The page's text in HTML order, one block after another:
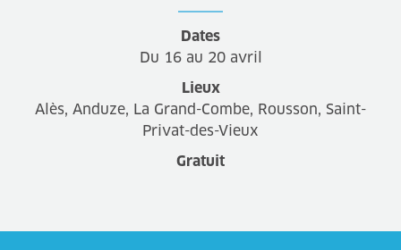
Dates
Du 16 au 20 avril
Lieux
Alès, Anduze, La Grand-Combe, Rousson, Saint-
Privat-des-Vieux
Gratuit